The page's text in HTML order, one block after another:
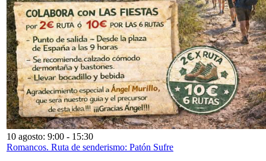
10 agosto: 9:00 - 15:30
Romancos. Ruta de senderismo: Patón Sufre